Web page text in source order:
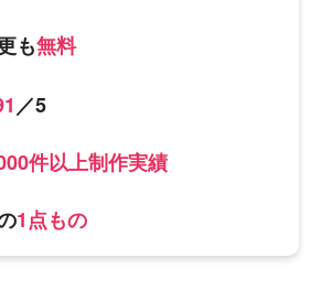
も無料
／5
件以上制作実績
1点もの